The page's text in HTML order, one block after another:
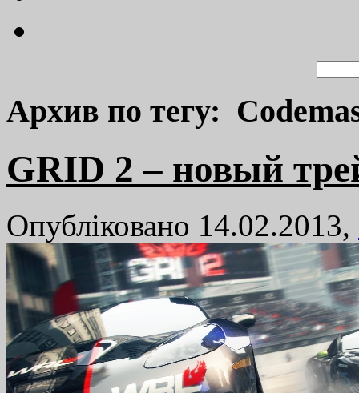
Архив по тегу:
GRID 2 – новый
Опубліковано 14.02.2013,